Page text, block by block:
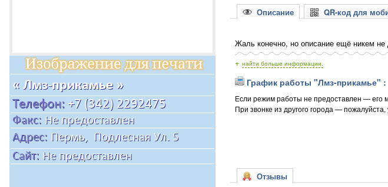
Описание QR-код для
Жаль конечно, но описание ещё никем
+ найти больше информации.
График работы "Лмз-прикамье" :
Если режим работы не предоставлен — его
При звонке из другого города —
Отзывы